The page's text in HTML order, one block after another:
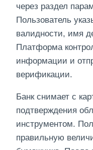
через раздел
Пользователь
валидности, имя
Платформа
информации и
верификации.
Банк снимает с
подтверждения
инструментом.
правильную